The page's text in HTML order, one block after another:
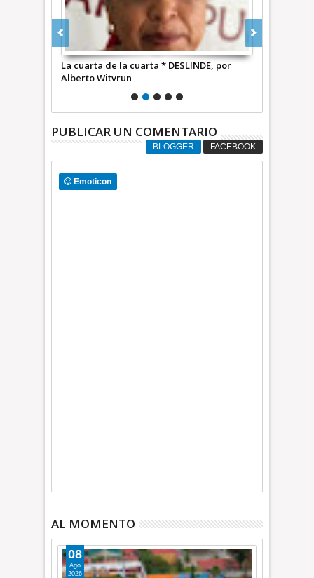
La cuarta de la cuarta * DESLINDE, por
Alberto Witvrun
PUBLICAR UN COMENTARIO
BLOGGER FACEBOOK
Emoticon
AL MOMENTO
08
Ago
2026